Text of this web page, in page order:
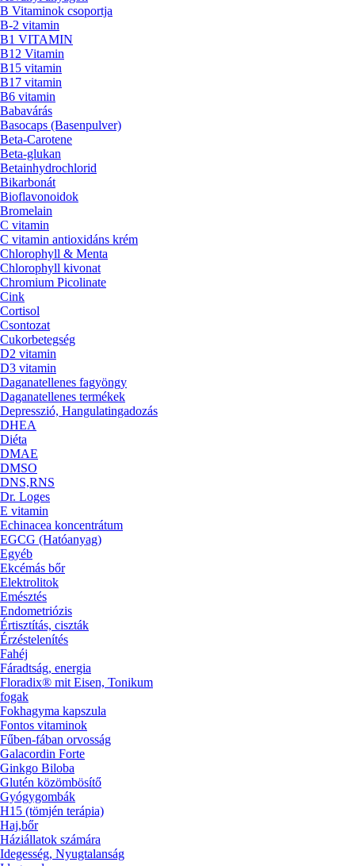
B Vitaminok csoportja
B-2 vitamin
B1 VITAMIN
B12 Vitamin
B15 vitamin
B17 vitamin
B6 vitamin
Babavárás
Basocaps (Basenpulver)
Beta-Carotene
Beta-glukan
Betainhydrochlorid
Bikarbonát
Bioflavonoidok
Bromelain
C vitamin
C vitamin antioxidáns krém
Chlorophyll & Menta
Chlorophyll kivonat
Chromium Picolinate
Cink
Cortisol
Csontozat
Cukorbetegség
D2 vitamin
D3 vitamin
Daganatellenes fagyöngy
Daganatellenes termékek
Depresszió, Hangulatingadozás
DHEA
Diéta
DMAE
DMSO
DNS,RNS
Dr. Loges
E vitamin
Echinacea koncentrátum
EGCG (Hatóanyag)
Egyéb
Ekcémás bőr
Elektrolitok
Emésztés
Endometriózis
Értisztítás, ciszták
Érzéstelenítés
Fahéj
Fáradtság, energia
Floradix® mit Eisen, Tonikum
fogak
Fokhagyma kapszula
Fontos vitaminok
Fűben-fában orvosság
Galacordin Forte
Ginkgo Biloba
Glutén közömbösítő
Gyógygombák
H15 (tömjén terápia)
Haj,bőr
Háziállatok számára
Idegesség, Nyugtalanság